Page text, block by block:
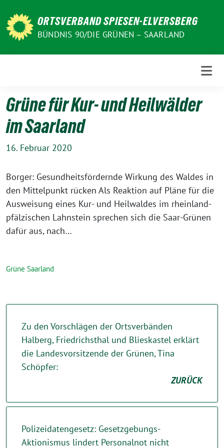
zum
Inhalt
ORTSVERBAND SPIESEN-ELVERSBERG
BÜNDNIS 90/DIE GRÜNEN – SAARLAND
Grüne für Kur- und Heilwälder
im Saarland
16. Februar 2020
Borger: Gesundheitsfördernde Wirkung des Waldes in
den Mittelpunkt rücken Als Reaktion auf Pläne für die
Ausweisung eines Kur- und Heilwaldes im rheinland-
pfälzischen Lahnstein sprechen sich die Saar-Grünen
dafür aus, nach…
Grüne Saarland
Zu den Vorschlägen der Ortsverbänden
Halberg, Friedrichsthal und Blieskastel erklärt
die Landesvorsitzende der Grünen, Tina
Schöpfer:
ZURÜCK
Polizeidatengesetz: Gesetzgebungs-
Aktionismus lindert Personalnot nicht